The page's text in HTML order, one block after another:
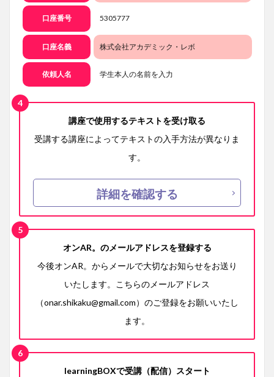
口座番号 5305777
口座名義 株式会社アカデミック・レボ
依頼人名 学生本人の名前を入力
講座で使用するテキストを受け取る
受講する講座によってテキストの入手方法が異なりま
す。
詳細を確認する
オンAR。のメールアドレスを登録する
今後オンAR。からメールで大切なお知らせをお送り
いたします。こちらのメールアドレス
（onar.shikaku@gmail.com）のご登録をお願いいたし
ます。
learningBOXで受講（配信）スタート